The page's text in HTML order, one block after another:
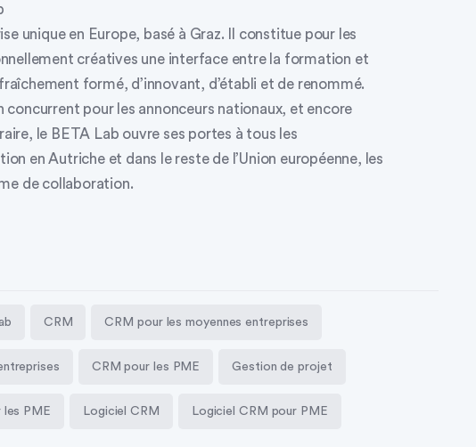
unique en Europe, basé à Graz. Il constitue pour les
créatives une interface entre la formation et
formé, d’innovant, d’établi et de renommé.
concurrent pour les annonceurs nationaux, et encore
le BETA Lab ouvre ses portes à tous les
en Autriche et dans le reste de l’Union européenne, les
de collaboration.
CRM CRM pour les moyennes entreprises
CRM pour les PME Gestion de projet
PME Logiciel CRM Logiciel CRM pour PME